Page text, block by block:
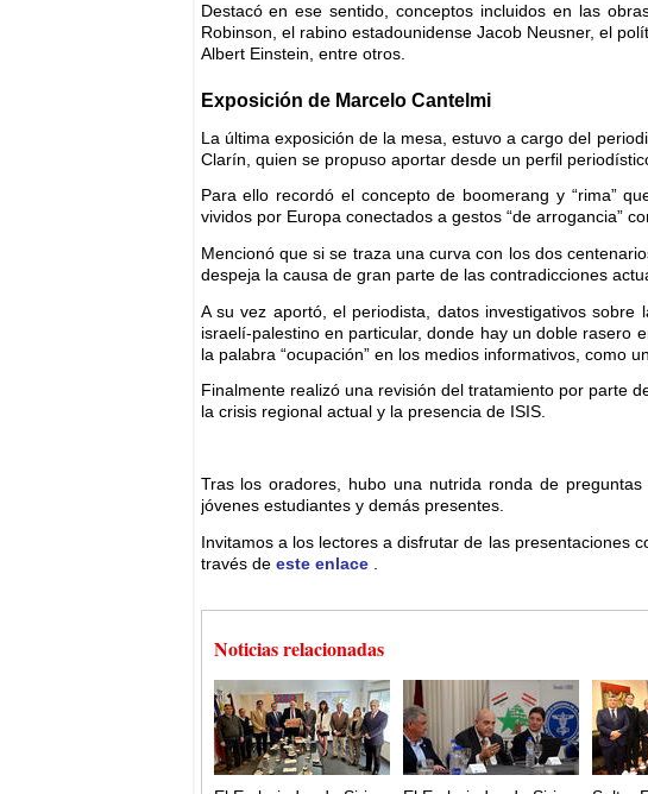
Destacó en ese sentido, conceptos incluidos en las
Robinson, el rabino estadounidense Jacob Neusner, el
Albert Einstein, entre otros.
Exposición de Marcelo Cantelmi
La última exposición de la mesa, estuvo a cargo del
Clarín, quien se propuso aportar desde un perfil
Para ello recordó el concepto de boomerang y “rima”
vividos por Europa conectados a gestos “de arrogancia”
Mencionó que si se traza una curva con los dos
despeja la causa de gran parte de las contradicciones
A su vez aportó, el periodista, datos investigativos
israelí-palestino en particular, donde hay un doble rasero
la palabra “ocupación” en los medios informativos, como
Finalmente realizó una revisión del tratamiento por parte
la crisis regional actual y la presencia de ISIS.
Tras los oradores, hubo una nutrida ronda de
jóvenes estudiantes y demás presentes.
Invitamos a los lectores a disfrutar de las presentaciones
través de este enlace.
Noticias relacionadas